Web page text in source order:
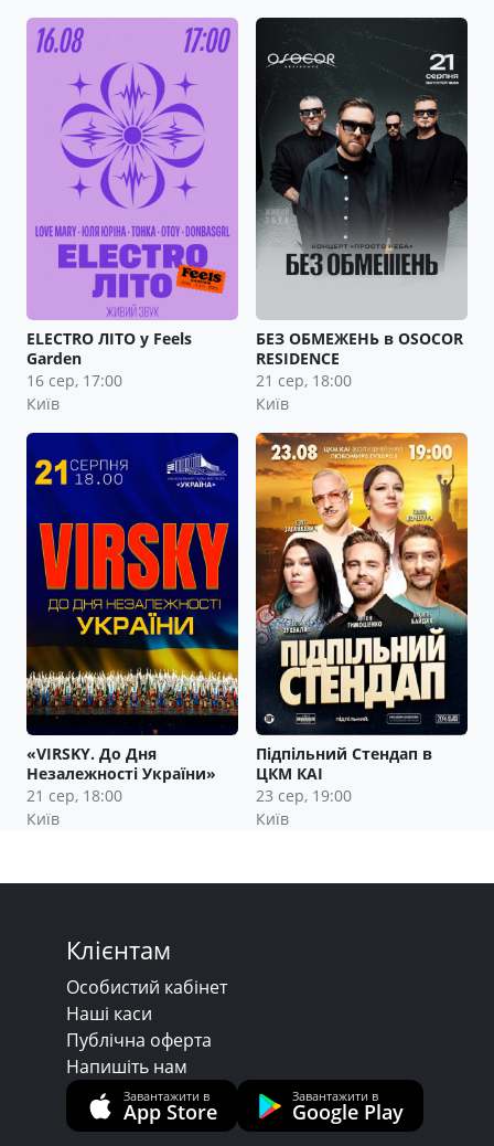
ELECTRO ЛІТО у Feels
Garden
16 сер, 17:00
Київ
БЕЗ ОБМЕЖЕНЬ в OSOCOR
RESIDENCE
21 сер, 18:00
Київ
«VIRSKY. До Дня
Незалежності України»
21 сер, 18:00
Київ
Підпільний Стендап в
ЦКМ КАІ
23 сер, 19:00
Київ
Клієнтам
Особистий кабінет
Наші каси
Публічна оферта
Напишіть нам
Завантажити в
App Store
Завантажити в
Google Play